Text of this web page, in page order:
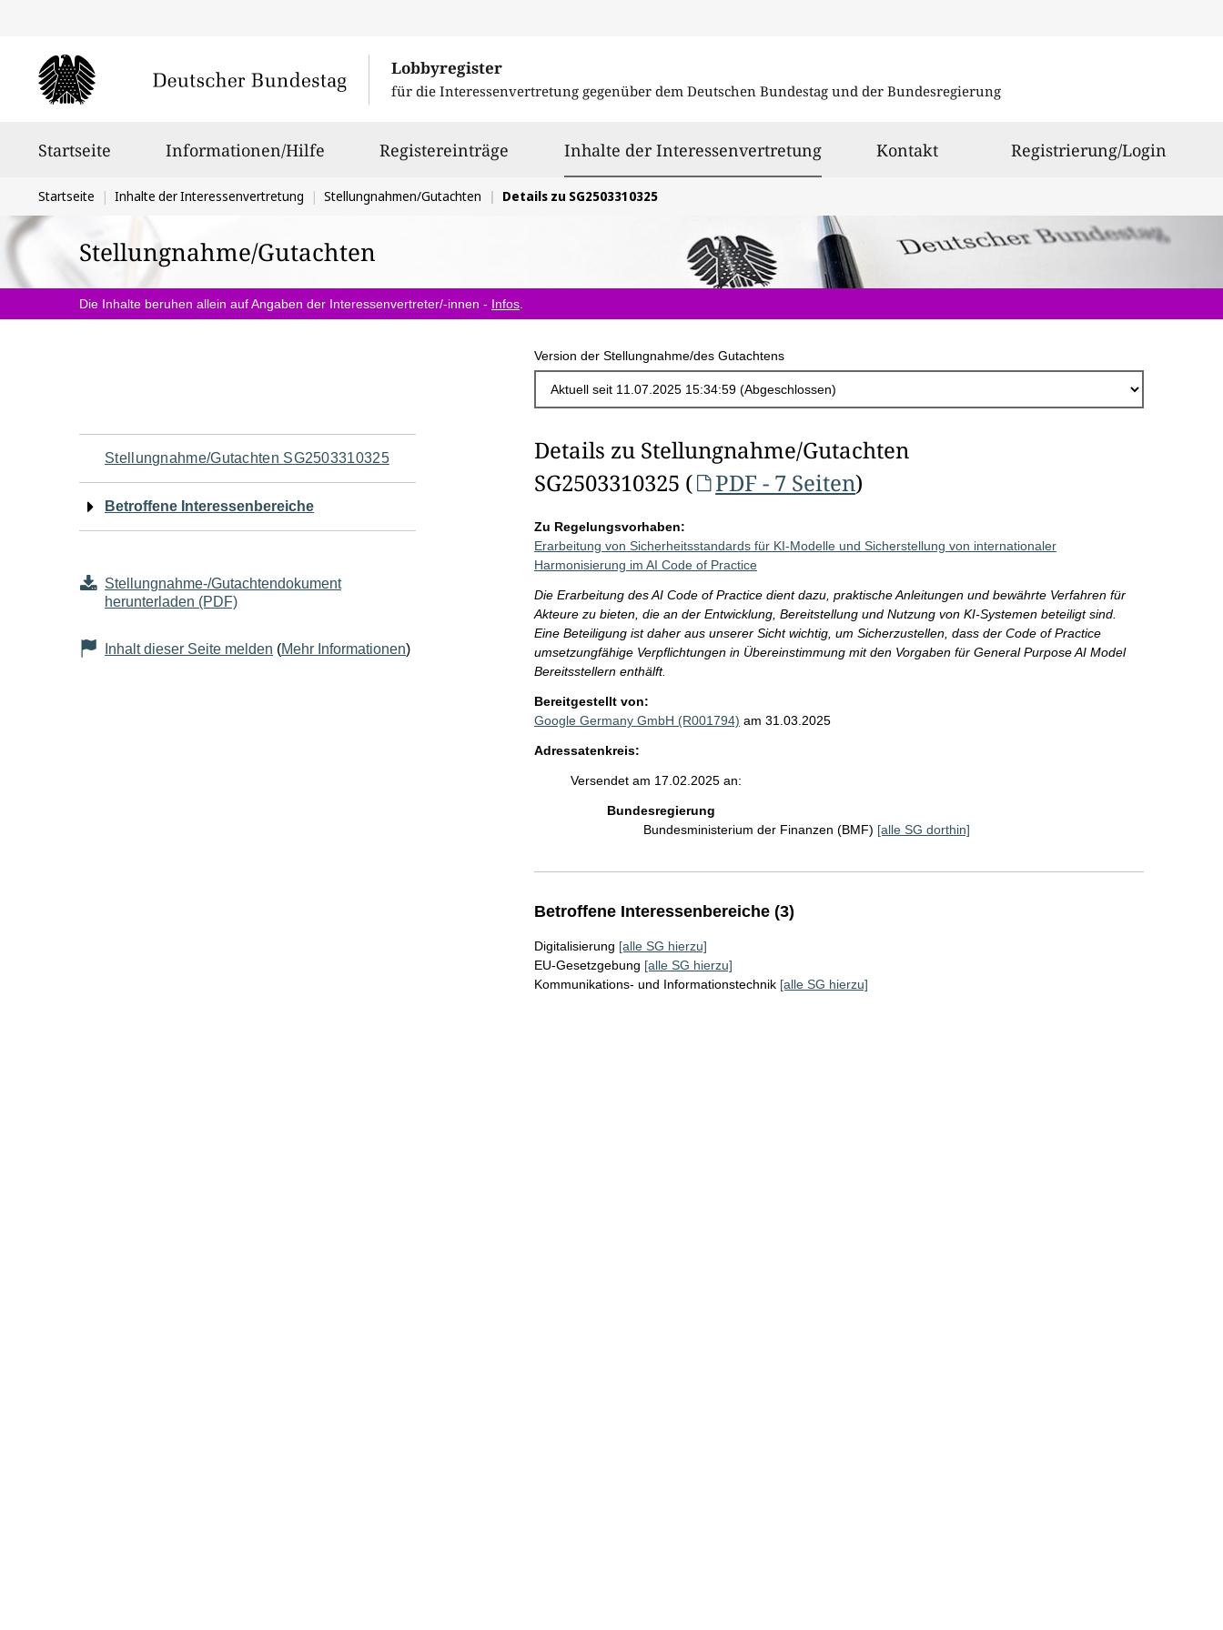
Lobbyregister
für die Interessenvertretung gegenüber dem Deutschen Bundestag und der Bundesregierung
Startseite Informationen/Hilfe Registereinträge Inhalte der Interessenvertretungausgewählt
Kontakt Registrierung/Login
Sie
befinden
sich
hier:
Startseite Inhalte der Interessenvertretung Stellungnahmen/Gutachten Details zu SG2503310325
Stellungnahme/Gutachten
Die Inhalte beruhen allein auf Angaben der Interessenvertreter/-innen - Infos
Version der Stellungnahme/des Gutachtens
Navigation
für
Seiteninhalt
Stellungnahme/Gutachten SG2503310325
Betroffene Interessenbereiche
Stellungnahme-/Gutachtendokument
herunterladen (PDF)
Inhalt dieser Seite melden (Mehr Informationen)
Details zu Stellungnahme/Gutachten
SG2503310325 (
PDF - 7 Seiten)
Zu Regelungsvorhaben:
Erarbeitung von Sicherheitsstandards für KI-Modelle und Sicherstellung von internationaler
Harmonisierung im AI Code of Practice
Die Erarbeitung des AI Code of Practice dient dazu, praktische Anleitungen und bewährte Verfahren für
Akteure zu bieten, die an der Entwicklung, Bereitstellung und Nutzung von KI-Systemen beteiligt sind.
Eine Beteiligung ist daher aus unserer Sicht wichtig, um Sicherzustellen, dass der Code of Practice
umsetzungfähige Verpflichtungen in Übereinstimmung mit den Vorgaben für General Purpose AI Model
Bereitsstellern enthälft.
Bereitgestellt von:
Google Germany GmbH (R001794) am 31.03.2025
Adressatenkreis:
Versendet am 17.02.2025 an:
Bundesregierung
Bundesministerium der Finanzen (BMF) [alle SG dorthin]
Betroffene Interessenbereiche (3)
Digitalisierung [alle SG hierzu]
EU-Gesetzgebung [alle SG hierzu]
Kommunikations- und Informationstechnik [alle SG hierzu]